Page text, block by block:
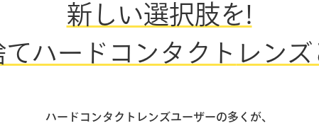
新しい選択肢を!
ハードコンタクト レンズ
ハードコンタクトレンズユーザーの多くが、